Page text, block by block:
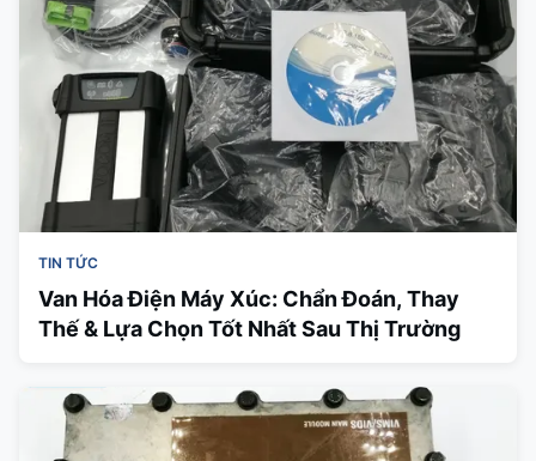
TIN TỨC
Van Hóa Điện Máy Xúc: Chẩn Đoán, Thay
Thế & Lựa Chọn Tốt Nhất Sau Thị Trường